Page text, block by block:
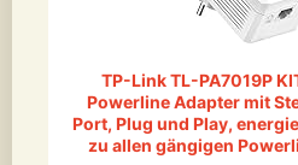
TP-Link TL-PA7019P
Powerline Adapter mit
Port, Plug und Play,
zu allen gängigen